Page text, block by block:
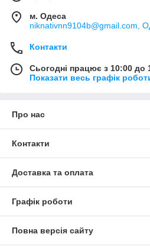
м. Одеса
niknativnn9104b@gmail.com,
Контакти
Сьогодні працює з 10:00 до
Показати весь графік
Про нас
Контакти
Доставка та оплата
Графік роботи
Повна версія сайту